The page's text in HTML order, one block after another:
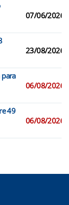
07/06/2026
23/08/2026
para
06/08/2026
49
06/08/2026